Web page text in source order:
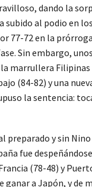
dando la
subido al podio en
77-72 en la
Sin embargo,
marrullera
(84-82) y una
la sentencia:
preparado y sin
fue
(78-48) y
ganar a Japón, y de